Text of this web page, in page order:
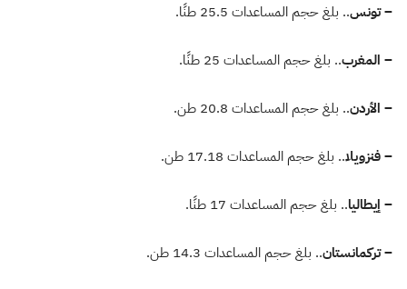
– تونس.. بلغ حجم المساعدات 25.5 طنًا.
– المغرب.. بلغ حجم المساعدات 25 طنًا.
– الأردن.. بلغ حجم المساعدات 20.8 طن.
– فنزويلا.. بلغ حجم المساعدات 17.18 طن.
– إيطاليا.. بلغ حجم المساعدات 17 طنًا.
– تركمانستان.. بلغ حجم المساعدات 14.3 طن.